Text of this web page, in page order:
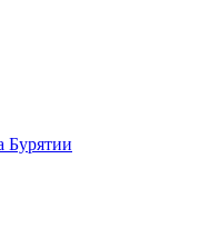
Бурятии